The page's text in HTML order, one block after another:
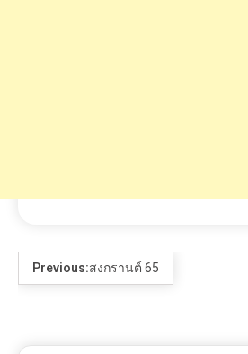
Previous:สงกรานต์ 65